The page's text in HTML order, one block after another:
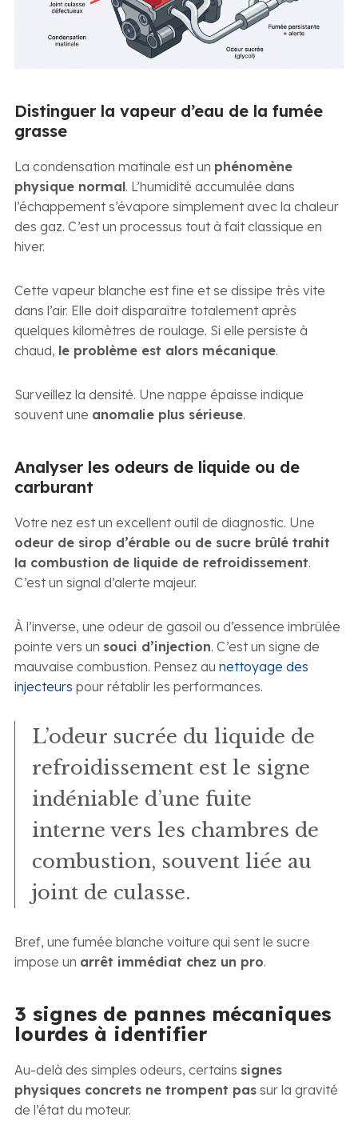
Distinguer la vapeur d’eau de la fumée
grasse
La condensation matinale est un phénomène
physique normal. L’humidité accumulée dans
l’échappement s’évapore simplement avec la chaleur
des gaz. C’est un processus tout à fait classique en
hiver.
Cette vapeur blanche est fine et se dissipe très vite
dans l’air. Elle doit disparaître totalement après
quelques kilomètres de roulage. Si elle persiste à
chaud, le problème est alors mécanique.
Surveillez la densité. Une nappe épaisse indique
souvent une anomalie plus sérieuse.
Analyser les odeurs de liquide ou de
carburant
Votre nez est un excellent outil de diagnostic. Une
odeur de sirop d’érable ou de sucre brûlé trahit
la combustion de liquide de refroidissement.
C’est un signal d’alerte majeur.
À l’inverse, une odeur de gasoil ou d’essence imbrûlée
pointe vers un souci d’injection. C’est un signe de
mauvaise combustion. Pensez au nettoyage des
injecteurs pour rétablir les performances.
L’odeur sucrée du liquide de
refroidissement est le signe
indéniable d’une fuite
interne vers les chambres de
combustion, souvent liée au
joint de culasse.
Bref, une fumée blanche voiture qui sent le sucre
impose un arrêt immédiat chez un pro.
3 signes de pannes mécaniques
lourdes à identifier
Au-delà des simples odeurs, certains signes
physiques concrets ne trompent passur la gravité
de l’état du moteur.